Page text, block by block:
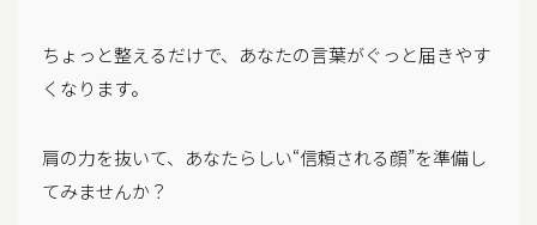
ちょっと整えるだけで、あなたの言葉がぐっと届きやす
くなります。
肩の力を抜いて、あなたらしい“信頼される顔”を準備し
てみませんか？